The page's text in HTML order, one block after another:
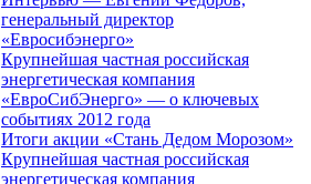
генеральный директор
«Евросибэнерго»
Крупнейшая частная российская
энергетическая компания
«ЕвроСибЭнерго» — о ключевых
событиях 2012 года
Итоги акции «Стань Дедом Морозом»
Крупнейшая частная российская
энергетическая компания